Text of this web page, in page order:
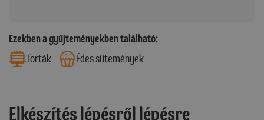
Ezekben a gyűjteményekben található:
Torták
Édes sütemények
Elkészítés lépésről lépésre